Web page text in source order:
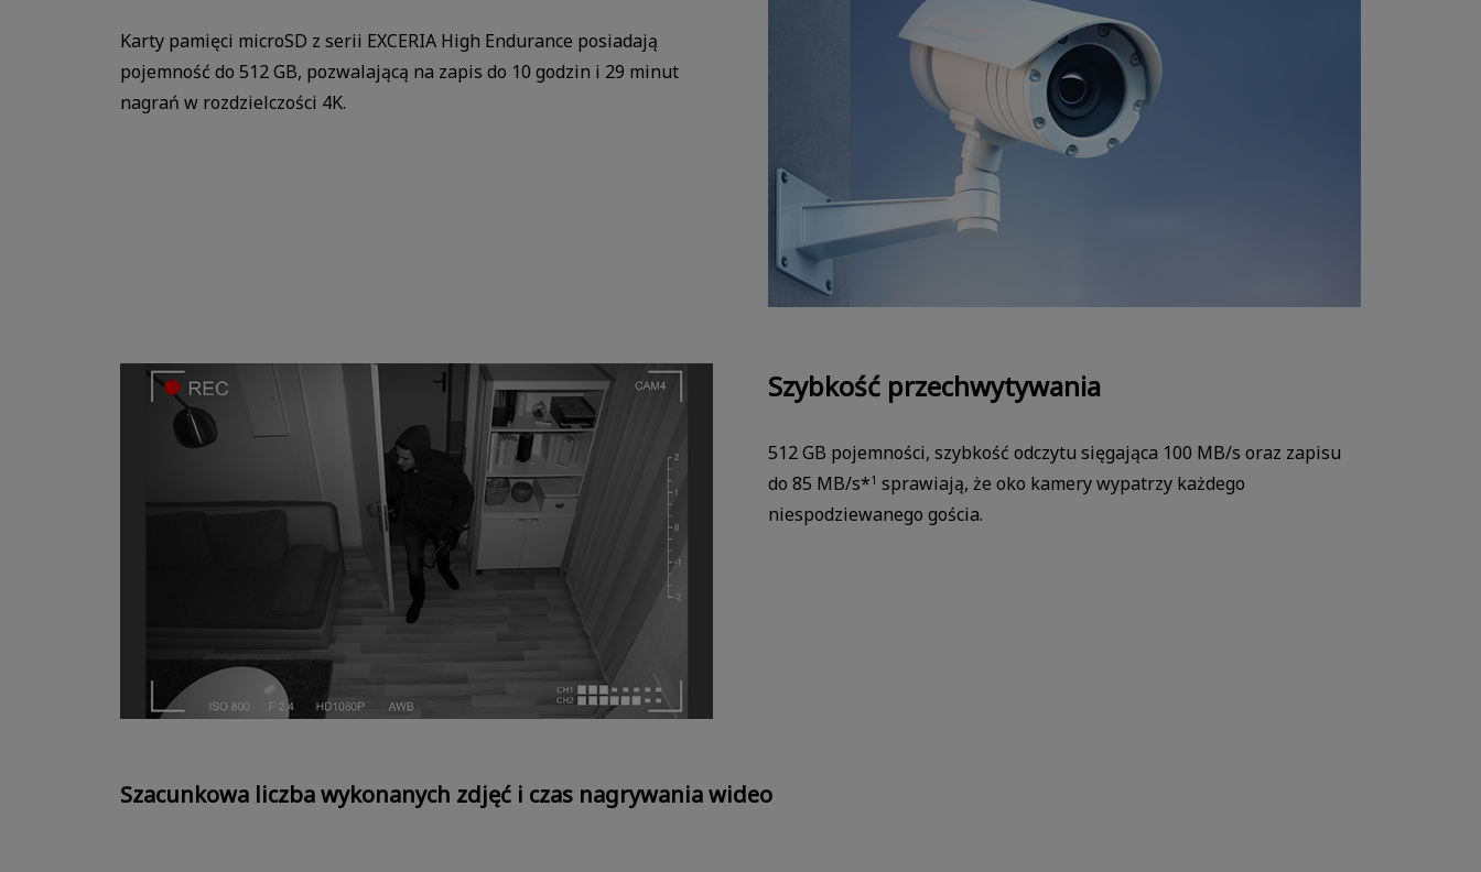
Karty pamięci microSD z serii EXCERIA High Endurance posiadają
pojemność do 512 GB, pozwalającą na zapis do 10 godzin i 29 minut
nagrań w rozdzielczości 4K.
Szybkość przechwytywania
512 GB pojemności, szybkość odczytu sięgająca 100 MB/s oraz zapisu
do 85 MB/s*1 sprawiają, że oko kamery wypatrzy każdego
niespodziewanego gościa.
Szacunkowa liczba wykonanych zdjęć i czas nagrywania wideo